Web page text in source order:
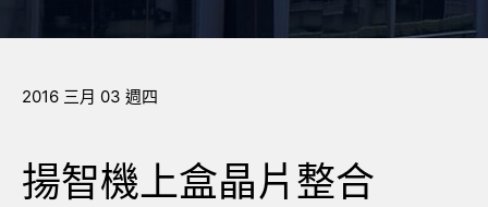
2016 三月 03 週四
揚智機上盒晶片整合